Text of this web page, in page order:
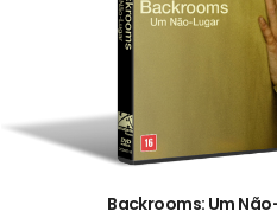
Backrooms: Um